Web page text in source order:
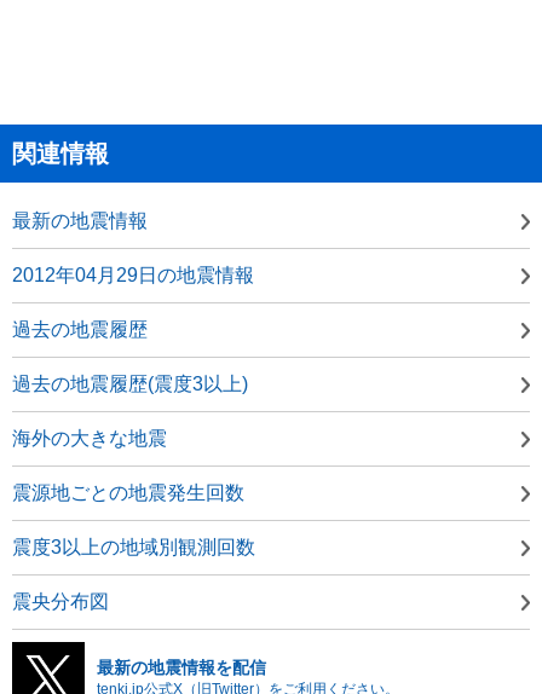
関連情報
最新の地震情報
2012年04月29日の地震情報
過去の地震履歴
過去の地震履歴(震度3以上)
海外の大きな地震
震源地ごとの地震発生回数
震度3以上の地域別観測回数
震央分布図
最新の地震情報を配信
tenki.jp公式X（旧Twitter）をご利用ください。